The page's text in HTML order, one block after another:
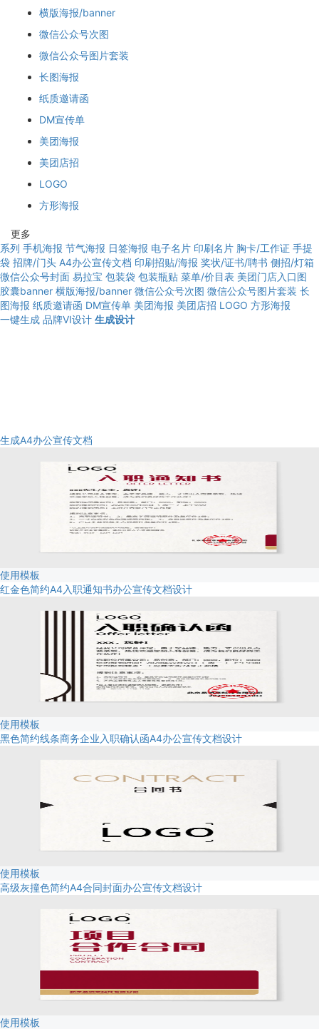
横版海报/banner
微信公众号次图
微信公众号图片套装
长图海报
纸质邀请函
DM宣传单
美团海报
美团店招
LOGO
方形海报
更多
系列 手机海报 节气海报 日签海报 电子名片 印刷名片 胸卡/工作证 手提
袋 招牌/门头 A4办公宣传文档 印刷招贴/海报 奖状/证书/聘书 侧招/灯箱
微信公众号封面 易拉宝 包装袋 包装瓶贴 菜单/价目表 美团门店入口图
胶囊banner 横版海报/banner 微信公众号次图 微信公众号图片套装 长
图海报 纸质邀请函 DM宣传单 美团海报 美团店招 LOGO 方形海报
一键生成 品牌VI设计 生成设计
生成A4办公宣传文档
使用模板
红金色简约A4入职通知书办公宣传文档设计
使用模板
黑色简约线条商务企业入职确认函A4办公宣传文档设计
使用模板
高级灰撞色简约A4合同封面办公宣传文档设计
使用模板